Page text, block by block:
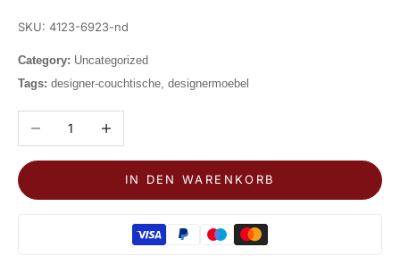
SKU: 4123-6923-nd
Category: Uncategorized
Tags: designer-couchtische, designermoebel
Anzahl verringernAnzahl erhöhen
IN DEN WARENKORB